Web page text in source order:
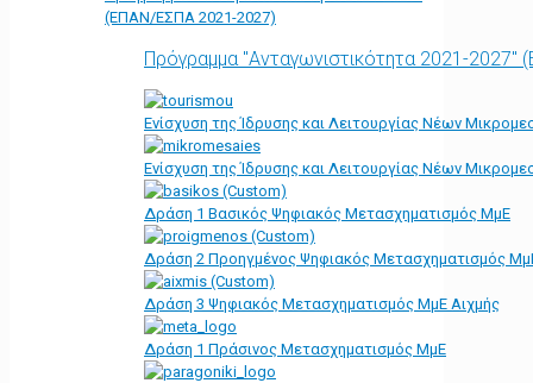
(ΕΠΑΝ/ΕΣΠΑ 2021-2027)
Πρόγραμμα "Ανταγωνιστικότητα 2021-
Ενίσχυση της Ίδρυσης και Λειτουργίας Νέων
Ενίσχυση της Ίδρυσης και Λειτουργίας Νέων
Δράση 1 Βασικός Ψηφιακός Μετασχηματισμός ΜμΕ
Δράση 2 Προηγμένος Ψηφιακός Μετασχηματισμός
Δράση 3 Ψηφιακός Μετασχηματισμός ΜμΕ Αιχμής
Δράση 1 Πράσινος Μετασχηματισμός ΜμΕ